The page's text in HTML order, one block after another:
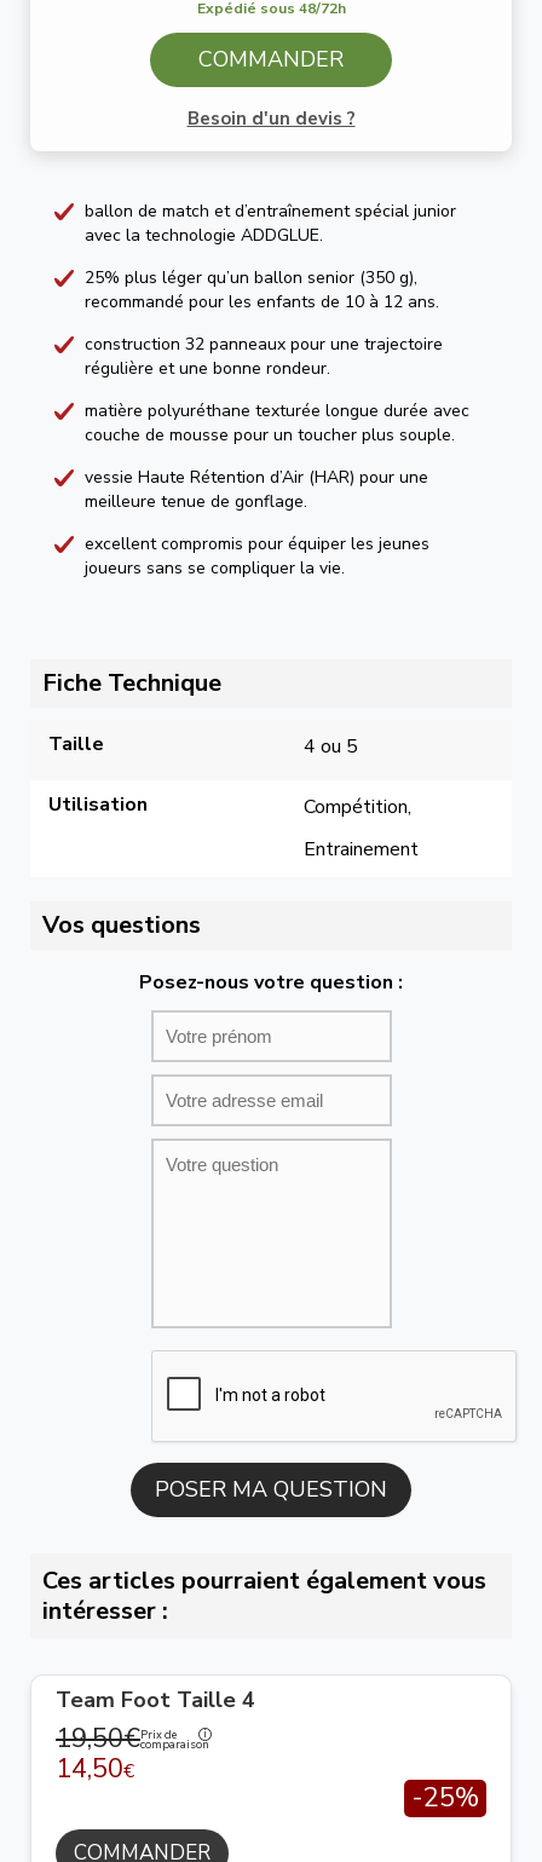
Expédié sous 48/72h
COMMANDER
Besoin d'un devis ?
ballon de match et d’entraînement spécial junior
avec la technologie ADDGLUE.
25% plus léger qu’un ballon senior (350 g),
recommandé pour les enfants de 10 à 12 ans.
construction 32 panneaux pour une trajectoire
régulière et une bonne rondeur.
matière polyuréthane texturée longue durée avec
couche de mousse pour un toucher plus souple.
vessie Haute Rétention d’Air (HAR) pour une
meilleure tenue de gonflage.
excellent compromis pour équiper les jeunes
joueurs sans se compliquer la vie.
Fiche Technique
Taille 4 ou 5
Utilisation
Compétition,
Entrainement
Vos questions
Posez-nous votre question :
Ces articles pourraient également vous
intéresser :
Team Foot Taille 4
19,50€Prix de
comparaison
14,50€
-25%
COMMANDER